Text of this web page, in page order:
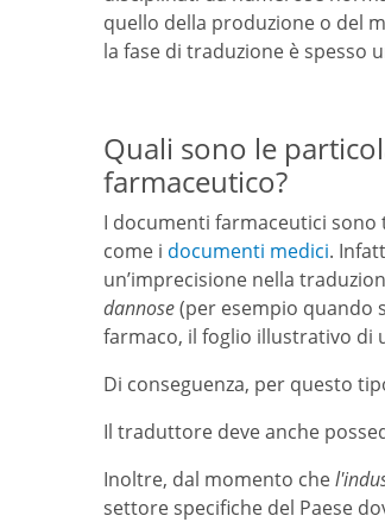
quello della produzione o del
la fase di traduzione è spesso
Quali sono le
farmaceutico?
I documenti farmaceutici sono
come i documenti medici.
un’imprecisione nella
dannose(per esempio quando
farmaco, il foglio illustrativo di
Di conseguenza, per questo
Il traduttore deve anche
Inoltre, dal momento che
settore specifiche del Paese